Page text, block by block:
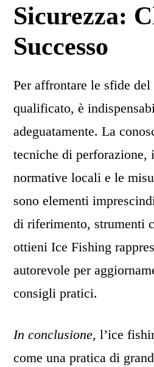
Sicurezza:
Successo
Per affrontare le sfide
qualificato, è
adeguatamente. La
tecniche di perforazione,
normative locali e le
sono elementi
di riferimento, strumenti
ottieni Ice Fishing
autorevole per
consigli pratici.
In conclusione, l’ice
come una pratica di